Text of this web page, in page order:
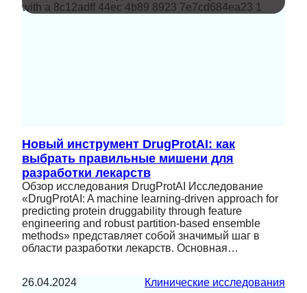
Новый инструмент DrugProtAI: как
выбрать правильные мишени для
разработки лекарств
Обзор исследования DrugProtAI Исследование
«DrugProtAI: A machine learning-driven approach for
predicting protein druggability through feature
engineering and robust partition-based ensemble
methods» представляет собой значимый шаг в
области разработки лекарств. Основная…
26.04.2024 Клинические исследования